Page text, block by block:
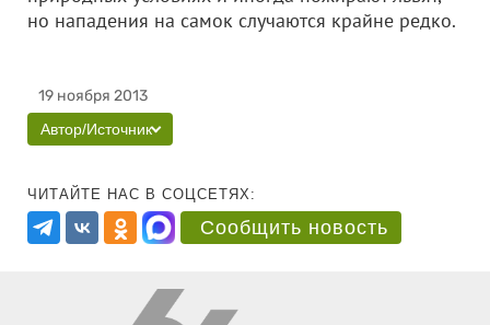
но нападения на самок случаются крайне редко.
19 ноября 2013
Автор/Источник
ЧИТАЙТЕ НАС В СОЦСЕТЯХ:
Сообщить новость